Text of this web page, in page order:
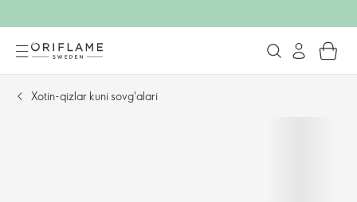
Xotin-qizlar kuni sovg'alari